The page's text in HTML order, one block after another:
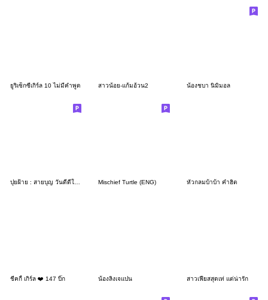
ยูริเซ็กซี่เกิร์ล 10 ไม่มีคำพูด สาวน้อย-แก้มอ้วน2 น้องชบา นิมิมอล
Mischief Turtle (ENG) หัวกลมบ้าบ้า คำฮิต
ชีคกี้ เกิร์ล ❤️ 147 บิ๊ก น้องลิงเจแปน สาวเฟียสสุดเท่ แต่น่ารัก